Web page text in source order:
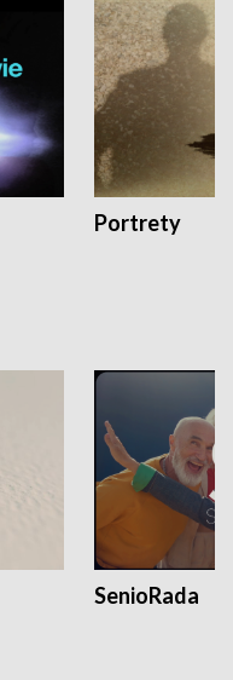
Portrety
SenioRada